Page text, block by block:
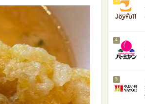
4
5